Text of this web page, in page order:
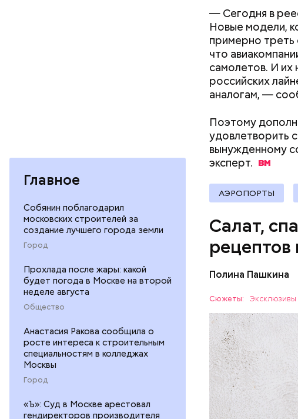
Главное
Собянин поблагодарил
московских строителей за
создание лучшего города земли
Город
Прохлада после жары: какой
будет погода в Москве на второй
неделе августа
Общество
Анастасия Ракова сообщила о
росте интереса к строительным
специальностям в колледжах
Москвы
Город
«Ъ»: Суд в Москве арестовал
гендиректоров производителя
— Сегодня в
Новые модели,
примерно треть
что
самолетов. И их
российских
аналогам, —
Поэтому
удовлетворить
вынужденному
эксперт.
АЭРОПОРТЫ
Салат,
рецептов
Полина Пашкина
Сюжеты:
Ингредиенты:
ЕДА
Вред дыни